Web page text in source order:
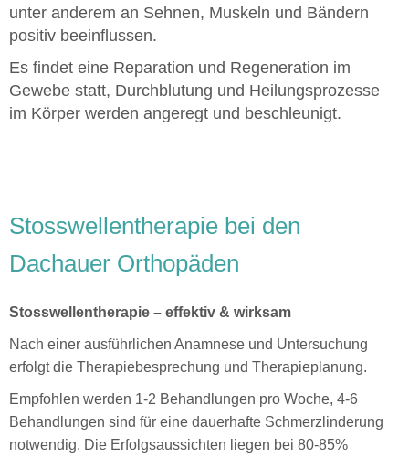
unter anderem an Sehnen, Muskeln und Bändern
positiv beeinflussen.
Es findet eine Reparation und Regeneration im
Gewebe statt, Durchblutung und Heilungsprozesse
im Körper werden angeregt und beschleunigt.
Stosswellentherapie bei den
Dachauer Orthopäden
Stosswellentherapie – effektiv & wirksam
Nach einer ausführlichen Anamnese und Untersuchung
erfolgt die Therapiebesprechung und Therapieplanung.
Empfohlen werden 1-2 Behandlungen pro Woche, 4-6
Behandlungen sind für eine dauerhafte Schmerzlinderung
notwendig. Die Erfolgsaussichten liegen bei 80-85%